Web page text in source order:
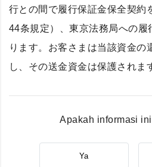
行との間で履行保証金保全契約
44条規定）、東京法務局への履
ります。お客さまは当該資金の
し、その送金資金は保護されま
Apakah informasi
Ya